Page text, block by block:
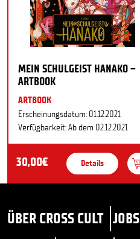
MEIN SCHULGEIST HANAKO –
ARTBOOK
ARTBOOK
Erscheinungsdatum: 01.12.2021
Verfügbarkeit: Ab dem 02.12.2021
30,00€ Details
ÜBER CROSS CULT JOBS